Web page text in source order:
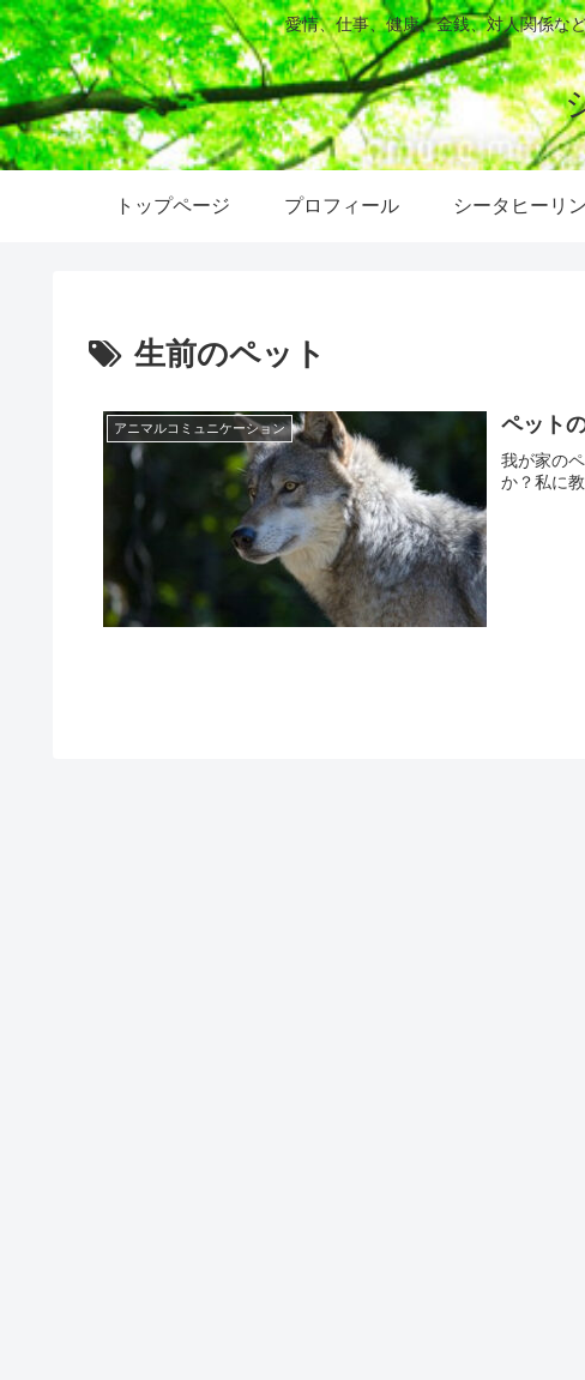
愛情、仕事、健康、金銭、対人関係な
トップページ プロフィール シータヒーリ
生前のペット
アニマルコミュニケーション ペット
我が家の
か？私に